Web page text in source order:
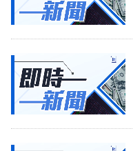
事
訂
閱